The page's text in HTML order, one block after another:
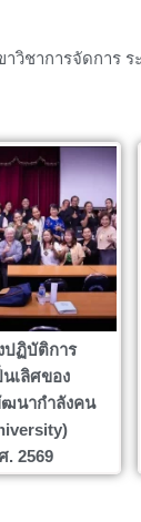
ปฏิบัติการ
เลิศของ
นากำลังคน
2569